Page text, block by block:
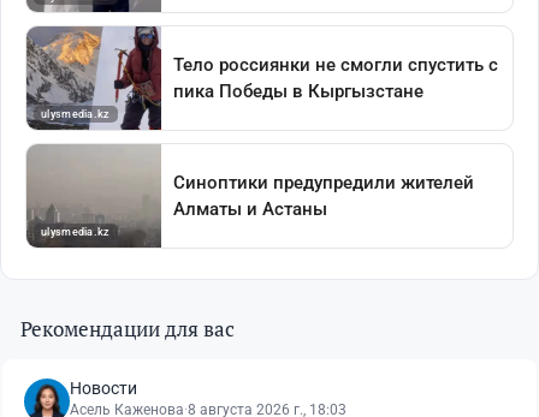
Рекомендации для вас
Новости
Асель Каженова·8 августа 2026 г., 18:03